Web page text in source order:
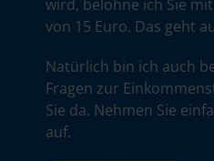
wird, belohne ich Sie
von 15 Euro. Das geht
Natürlich bin ich auch
Fragen zur
Sie da. Nehmen Sie
auf.